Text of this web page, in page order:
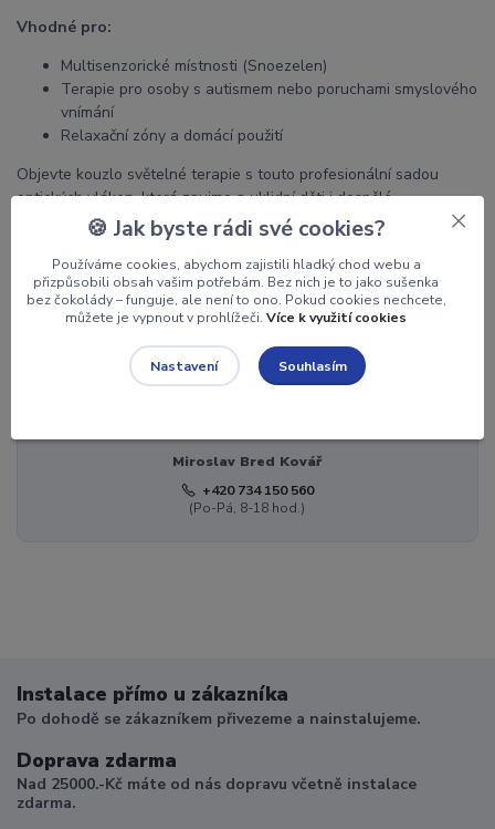
Vhodné pro:
Multisenzorické místnosti (Snoezelen)
Terapie pro osoby s autismem nebo poruchami smyslového
vnímání
Relaxační zóny a domácí použití
Objevte kouzlo světelné terapie s touto profesionální sadou
optických vláken, která zaujme a uklidní děti i dospělé.
Zboží zařazeno v kategoriích
Světelná vlákna
Miroslav Bred Kovář
+420 734 150 560
(Po-Pá, 8-18 hod.)
Instalace přímo u zákazníka
Po dohodě se zákazníkem přivezeme a nainstalujeme.
Doprava zdarma
Nad 25000.-Kč máte od nás dopravu včetně instalace
zdarma.
🍪 Jak byste rádi své cookies?
Používáme cookies, abychom zajistili hladký chod webu a
přizpůsobili obsah vašim potřebám. Bez nich je to jako sušenka
bez čokolády – funguje, ale není to ono. Pokud cookies nechcete,
můžete je vypnout v prohlížeči.Více k využití cookies
Nastavení Souhlasím